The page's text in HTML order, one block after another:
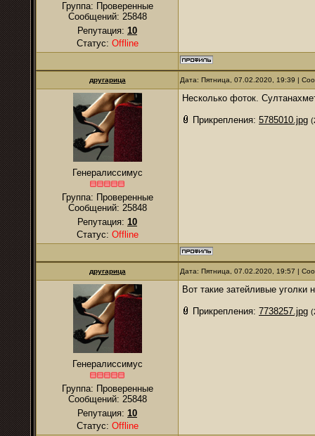
Группа: Проверенные
Сообщений: 25848
Репутация: 10
Статус: Offline
другарица Дата: Пятница, 07.02.2020, 19:39 |
Генералиссимус
Группа: Проверенные
Сообщений: 25848
Репутация: 10
Статус: Offline
Несколько фоток.
Прикрепления: 5785010.jpg
другарица Дата: Пятница, 07.02.2020, 19:57 |
Генералиссимус
Группа: Проверенные
Сообщений: 25848
Репутация: 10
Статус: Offline
Вот такие затейливые уголки
Прикрепления: 7738257.jpg